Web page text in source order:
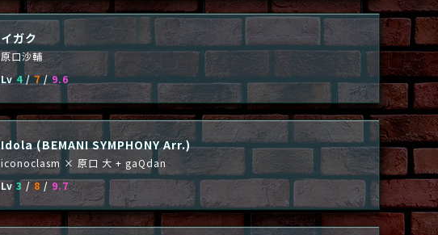
イガク
原口沙輔
Lv4/7/9.6
Idola (BEMANI SYMPHONY Arr.)
iconoclasm × 原口 大 + gaQdan
Lv3 /8 / 9.7